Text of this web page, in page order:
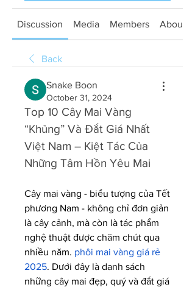
Discussion Media Members About
Back
Snake Boon
October 31, 2024
Top 10 Cây Mai Vàng
“Khủng” Và Đắt Giá Nhất
Việt Nam – Kiệt Tác Của
Những Tâm Hồn Yêu Mai
Cây mai vàng - biểu tượng của Tết
phương Nam - không chỉ đơn giản
là cây cảnh, mà còn là tác phẩm
nghệ thuật được chăm chút qua
nhiều năm. phôi mai vàng giá rẻ
2025. Dưới đây là danh sách
những cây mai đẹp, quý và đắt giá